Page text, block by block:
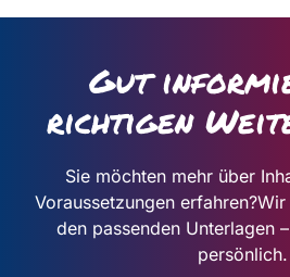
Gut
richtigen
Sie möchten mehr über
Voraussetzungen erfahren?Wir
den passenden Unterlagen
persönlich.